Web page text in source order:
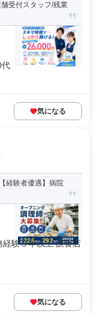
受付スタッフ/残業
代
気になる
経験者優遇】病院
験３年以上 飲食店
気になる